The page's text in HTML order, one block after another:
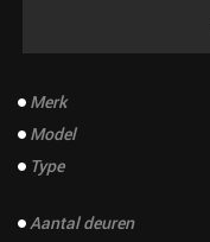
Merk
Model
Type
Aantal deuren